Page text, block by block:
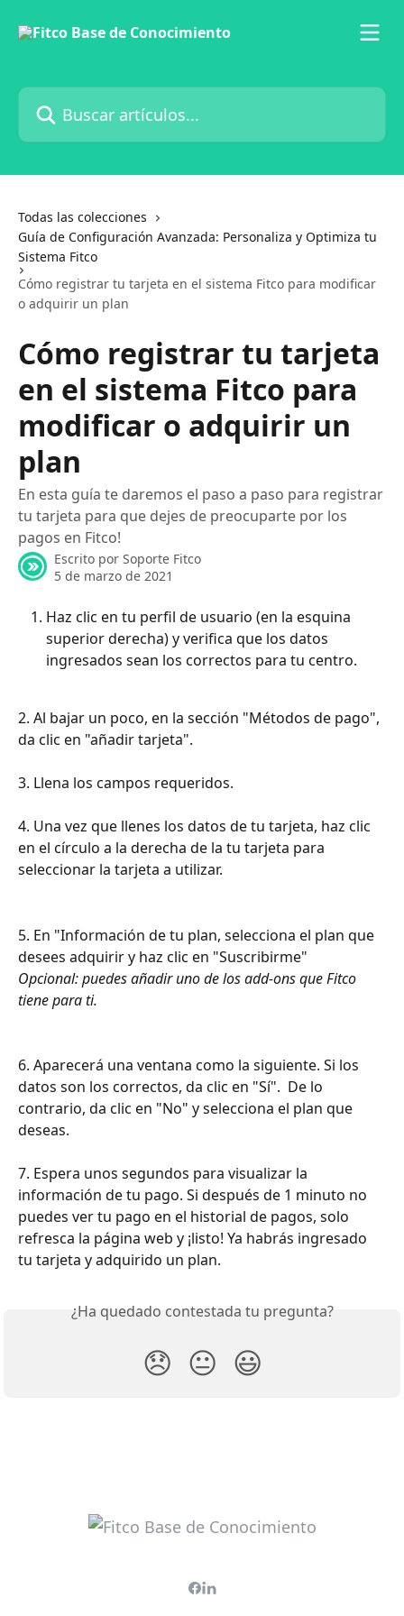
Buscar artículos...
Todas las colecciones
Guía de Configuración Avanzada: Personaliza y Optimiza tu
Sistema Fitco
Cómo registrar tu tarjeta en el sistema Fitco para modificar
o adquirir un plan
Cómo registrar tu tarjeta
en el sistema Fitco para
modificar o adquirir un
plan
En esta guía te daremos el paso a paso para registrar
tu tarjeta para que dejes de preocuparte por los
pagos en Fitco!
Escrito por Soporte Fitco
5 de marzo de 2021
Haz clic en tu perfil de usuario (en la esquina
superior derecha) y verifica que los datos
ingresados sean los correctos para tu centro.
2. Al bajar un poco, en la sección "Métodos de pago",
da clic en "añadir tarjeta".
3. Llena los campos requeridos.
4. Una vez que llenes los datos de tu tarjeta, haz clic
en el círculo a la derecha de la tu tarjeta para
seleccionar la tarjeta a utilizar.
5. En "Información de tu plan, selecciona el plan que
desees adquirir y haz clic en "Suscribirme"
Opcional: puedes añadir uno de los add-ons que Fitco
tiene para ti.
6. Aparecerá una ventana como la siguiente. Si los
datos son los correctos, da clic en "Sí".  De lo
contrario, da clic en "No" y selecciona el plan que
deseas.
7. Espera unos segundos para visualizar la
información de tu pago. Si después de 1 minuto no
puedes ver tu pago en el historial de pagos, solo
refresca la página web y ¡listo! Ya habrás ingresado
tu tarjeta y adquirido un plan.
¿Ha quedado contestada tu pregunta?
😞 😐 😃